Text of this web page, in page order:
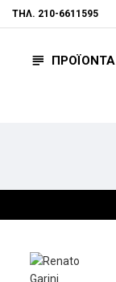
ΤΗΛ. 210-6611595
ΠΡΟΪΟΝΤΑ